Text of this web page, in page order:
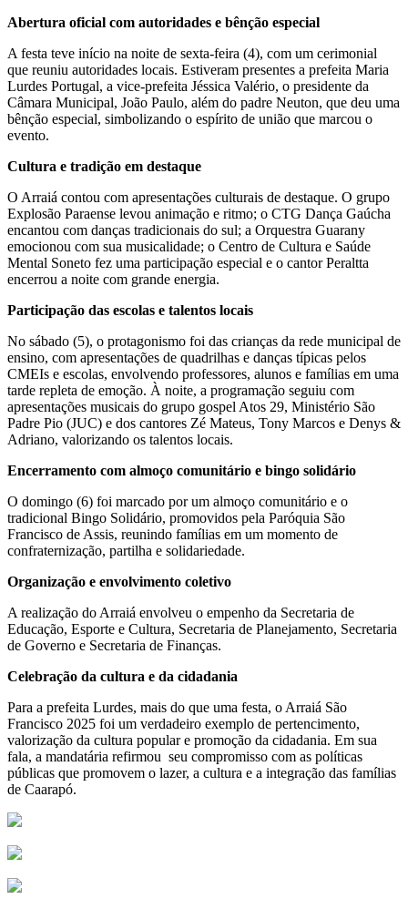
Abertura oficial com autoridades e bênção especial
A festa teve início na noite de sexta-feira (4), com um cerimonial
que reuniu autoridades locais. Estiveram presentes a prefeita Maria
Lurdes Portugal, a vice-prefeita Jéssica Valério, o presidente da
Câmara Municipal, João Paulo, além do padre Neuton, que deu uma
bênção especial, simbolizando o espírito de união que marcou o
evento.
Cultura e tradição em destaque
O Arraiá contou com apresentações culturais de destaque. O grupo
Explosão Paraense levou animação e ritmo; o CTG Dança Gaúcha
encantou com danças tradicionais do sul; a Orquestra Guarany
emocionou com sua musicalidade; o Centro de Cultura e Saúde
Mental Soneto fez uma participação especial e o cantor Peraltta
encerrou a noite com grande energia.
Participação das escolas e talentos locais
No sábado (5), o protagonismo foi das crianças da rede municipal de
ensino, com apresentações de quadrilhas e danças típicas pelos
CMEIs e escolas, envolvendo professores, alunos e famílias em uma
tarde repleta de emoção. À noite, a programação seguiu com
apresentações musicais do grupo gospel Atos 29, Ministério São
Padre Pio (JUC) e dos cantores Zé Mateus, Tony Marcos e Denys &
Adriano, valorizando os talentos locais.
Encerramento com almoço comunitário e bingo solidário
O domingo (6) foi marcado por um almoço comunitário e o
tradicional Bingo Solidário, promovidos pela Paróquia São
Francisco de Assis, reunindo famílias em um momento de
confraternização, partilha e solidariedade.
Organização e envolvimento coletivo
A realização do Arraiá envolveu o empenho da Secretaria de
Educação, Esporte e Cultura, Secretaria de Planejamento, Secretaria
de Governo e Secretaria de Finanças.
Celebração da cultura e da cidadania
Para a prefeita Lurdes, mais do que uma festa, o Arraiá São
Francisco 2025 foi um verdadeiro exemplo de pertencimento,
valorização da cultura popular e promoção da cidadania. Em sua
fala, a mandatária refirmou seu compromisso com as políticas
públicas que promovem o lazer, a cultura e a integração das famílias
de Caarapó.